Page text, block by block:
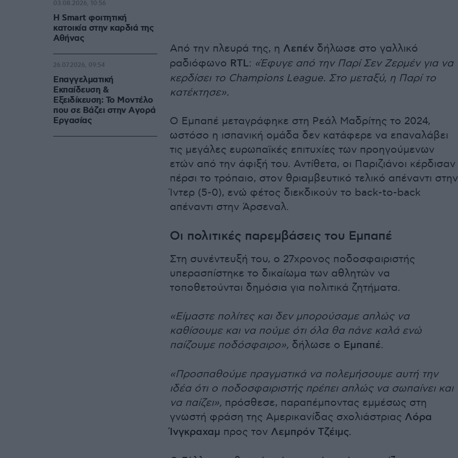
Από την πλευρά της, η Λεπέν δήλωσε στο γαλλικό
ραδιόφωνο RTL: «Έφυγε από την Παρί Σεν Ζερμέν για να
κερδίσει το Champions League. Στο μεταξύ, η Παρί το
κατέκτησε».
Ο Εμπαπέ μεταγράφηκε στη Ρεάλ Μαδρίτης το 2024,
ωστόσο η ισπανική ομάδα δεν κατάφερε να επαναλάβει
τις μεγάλες ευρωπαϊκές επιτυχίες των προηγούμενων
ετών από την άφιξή του. Αντίθετα, οι Παριζιάνοι κέρδισαν
πέρσι το τρόπαιο, στον θριαμβευτικό τελικό απέναντι στην
Ίντερ (5-0), ενώ φέτος διεκδικούν το back-to-back
απέναντι στην Άρσεναλ.
Οι πολιτικές παρεμβάσεις του Εμπαπέ
Στη συνέντευξή του, ο 27χρονος ποδοσφαιριστής
υπερασπίστηκε το δικαίωμα των αθλητών να
τοποθετούνται δημόσια για πολιτικά ζητήματα.
«Είμαστε πολίτες και δεν μπορούσαμε απλώς να
καθίσουμε και να πούμε ότι όλα θα πάνε καλά ενώ
παίζουμε ποδόσφαιρο», δήλωσε ο Εμπαπέ.
«Προσπαθούμε πραγματικά να πολεμήσουμε αυτή την
ιδέα ότι ο ποδοσφαιριστής πρέπει απλώς να σωπαίνει και
να παίζει», πρόσθεσε, παραπέμποντας εμμέσως στη
γνωστή φράση της Αμερικανίδας σχολιάστριας Λόρα
Ίνγκραχαμ προς τον Λεμπρόν Τζέιμς.
Η Smart φοιτητική
κατοικία στην καρδιά της
Αθήνας
03.08.2026, 10:56
Επαγγελματική
Εκπαίδευση &
Εξειδίκευση: Το Mοντέλο
που σε Bάζει στην Aγορά
Eργασίας
26.07.2026, 09:54